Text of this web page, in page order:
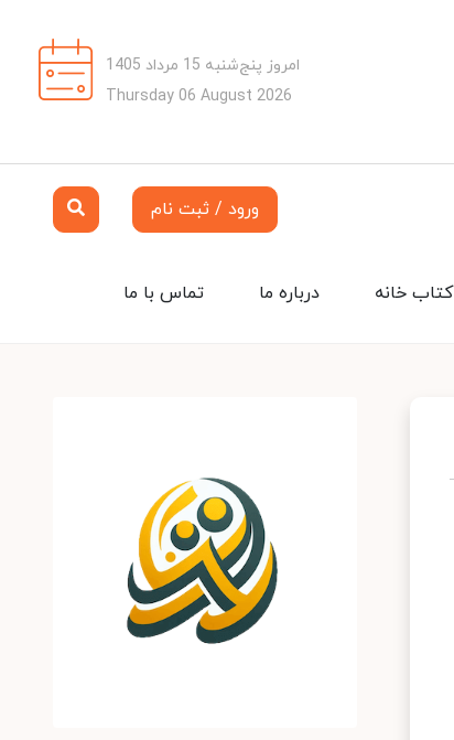
امروز پنج‌شنبه 15 مرداد 1405
Thursday 06 August 2026
ورود / ثبت نام
تماس با ما درباره ما کتاب خانه